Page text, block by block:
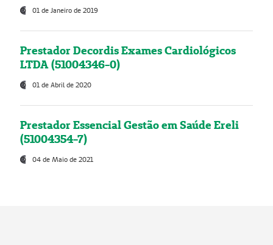
01 de Janeiro de 2019
Prestador Decordis Exames Cardiológicos
LTDA (51004346-0)
01 de Abril de 2020
Prestador Essencial Gestão em Saúde Ereli
(51004354-7)
04 de Maio de 2021